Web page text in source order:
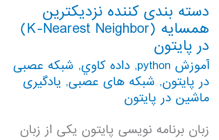
دسته بندی کننده نزدیکترین
همسایه (K-Nearest Neighbor)
در پایتون
آموزش python , داده كاوي, شبکه عصبی
در پایتون, شبکه های عصبی, یادگیری
ماشین در پایتون
زبان برنامه نویسی پایتون یکی از زبان